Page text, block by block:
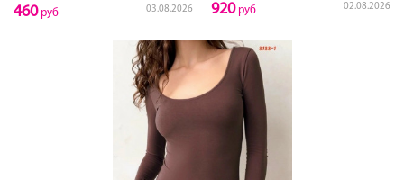
03.08.2026
460руб
02.08.2026
920руб